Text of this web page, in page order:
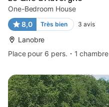
One-Bedroom House
8,0
Très bien 3 avis
Lanobre
Place pour 6 pers.
1 chambre